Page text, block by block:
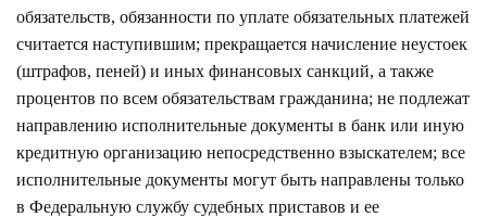
обязательств, обязанности по уплате обязательных платежей
считается наступившим; прекращается начисление неустоек
(штрафов, пеней) и иных финансовых санкций, а также
процентов по всем обязательствам гражданина; не подлежат
направлению исполнительные документы в банк или иную
кредитную организацию непосредственно взыскателем; все
исполнительные документы могут быть направлены только
в Федеральную службу судебных приставов и ее